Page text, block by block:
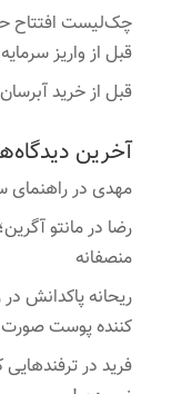
قبل از واریز سرمایه
قبل از خرید
آخرین
مهدیدرراهنمای
رضا درمانتو
منصفانه
ریحانه پاکدانشدر
کننده پوست
فریددر